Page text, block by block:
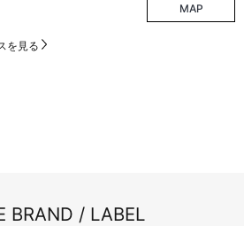
MAP
を見る
BRAND / LABEL